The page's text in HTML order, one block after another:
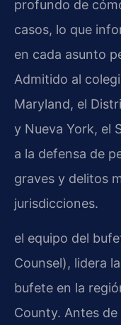
profundo de
casos, lo que
en cada asunto
Admitido al
Maryland, el
y Nueva York, el
a la defensa de
graves y delitos
jurisdicciones.
el equipo del
Counsel), lidera
bufete en la
County. Antes